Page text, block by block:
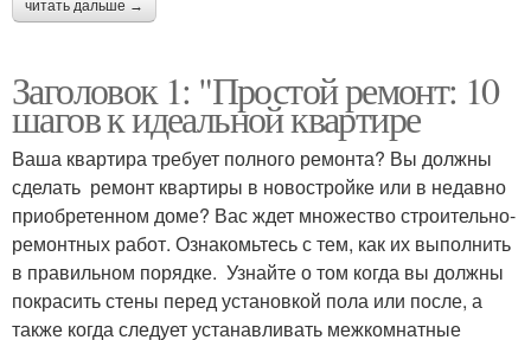
читать дальше →
Заголовок 1: "Простой ремонт: 10
шагов к идеальной квартире
Ваша квартира требует полного ремонта? Вы должны
сделать ремонт квартиры в новостройке или в недавно
приобретенном доме? Вас ждет множество строительно-
ремонтных работ. Ознакомьтесь с тем, как их выполнить
в правильном порядке. Узнайте о том когда вы должны
покрасить стены перед установкой пола или после, а
также когда следует устанавливать межкомнатные